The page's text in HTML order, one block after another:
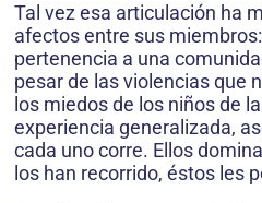
Tal vez esa articulación ha
afectos entre sus
pertenencia a una
pesar de las violencias que
los miedos de los niños de
experiencia generalizada,
cada uno corre. Ellos
los han recorrido, éstos les